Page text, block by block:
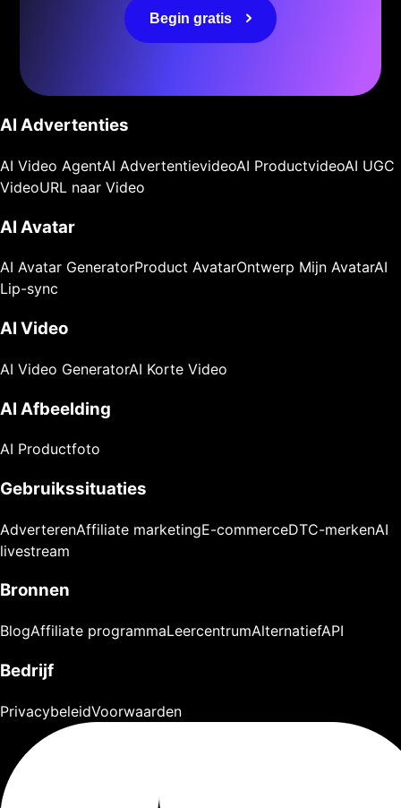
Begin gratis
AI Advertenties
AI Video AgentAI AdvertentievideoAI ProductvideoAI UGC
VideoURL naar Video
AI Avatar
AI Avatar GeneratorProduct AvatarOntwerp Mijn AvatarAI
Lip-sync
AI Video
AI Video GeneratorAI Korte Video
AI Afbeelding
AI Productfoto
Gebruikssituaties
AdverterenAffiliate marketingE-commerceDTC-merkenAI
livestream
Bronnen
BlogAffiliate programmaLeercentrumAlternatiefAPI
Bedrijf
PrivacybeleidVoorwaarden